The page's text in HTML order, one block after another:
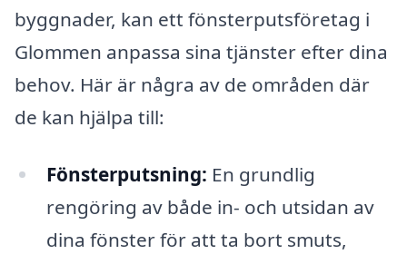
byggnader, kan ett fönsterputsföretag i
Glommen anpassa sina tjänster efter dina
behov. Här är några av de områden där
de kan hjälpa till:
Fönsterputsning: En grundlig
rengöring av både in- och utsidan av
dina fönster för att ta bort smuts,